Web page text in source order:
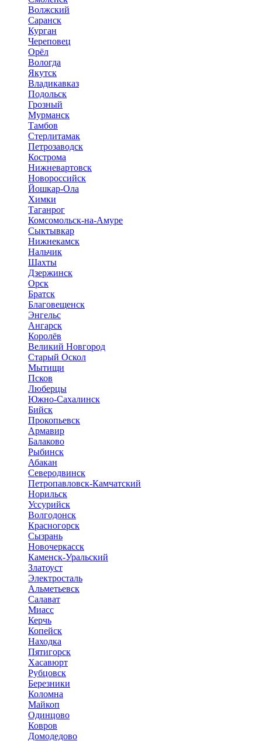
Волжский
Саранск
Курган
Череповец
Орёл
Вологда
Якутск
Владикавказ
Подольск
Грозный
Мурманск
Тамбов
Стерлитамак
Петрозаводск
Кострома
Нижневартовск
Новороссийск
Йошкар-Ола
Химки
Таганрог
Комсомольск-на-Амуре
Сыктывкар
Нижнекамск
Нальчик
Шахты
Дзержинск
Орск
Братск
Благовещенск
Энгельс
Ангарск
Королёв
Великий Новгород
Старый Оскол
Мытищи
Псков
Люберцы
Южно-Сахалинск
Бийск
Прокопьевск
Армавир
Балаково
Рыбинск
Абакан
Северодвинск
Петропавловск-Камчатский
Норильск
Уссурийск
Волгодонск
Красногорск
Сызрань
Новочеркасск
Каменск-Уральский
Златоуст
Электросталь
Альметьевск
Салават
Миасс
Керчь
Копейск
Находка
Пятигорск
Хасавюрт
Рубцовск
Березники
Коломна
Майкоп
Одинцово
Ковров
Домодедово